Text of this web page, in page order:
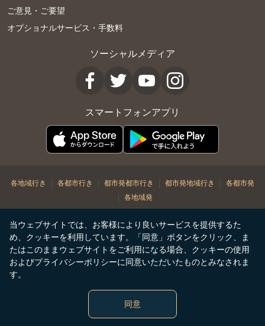
当ウェブサイトでは、お客様により良いサービスを提供するた
め、クッキーを利用しています。「同意」ボタンをクリック、ま
たはこのままウェブサイトをご利用になる場合、クッキーの使用
およびプライバシーポリシーに同意いただいたものとみなされま
す。
同意
ご意見・ご要望
オプショナルサービス・手数料
ソーシャルメディア
スマートフォンアプリ
各地域行き | 各都市行き | 都市発都市行き | 都市発地域行き | 各都市発
| 各地域発